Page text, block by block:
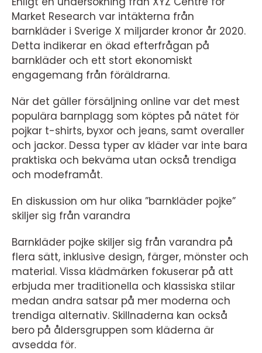
Market Research var intäkterna från
barnkläder i Sverige X miljarder kronor år 2020.
Detta indikerar en ökad efterfrågan på
barnkläder och ett stort ekonomiskt
engagemang från föräldrarna.
När det gäller försäljning online var det mest
populära barnplagg som köptes på nätet för
pojkar t-shirts, byxor och jeans, samt overaller
och jackor. Dessa typer av kläder var inte bara
praktiska och bekväma utan också trendiga
och modeframåt.
En diskussion om hur olika ”barnkläder pojke”
skiljer sig från varandra
Barnkläder pojke skiljer sig från varandra på
flera sätt, inklusive design, färger, mönster och
material. Vissa klädmärken fokuserar på att
erbjuda mer traditionella och klassiska stilar
medan andra satsar på mer moderna och
trendiga alternativ. Skillnaderna kan också
bero på åldersgruppen som kläderna är
avsedda för.